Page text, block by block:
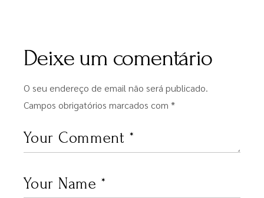
Deixe um comentário
O seu endereço de email não será publicado.
Campos obrigatórios marcados com*